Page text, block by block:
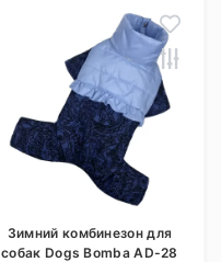
Зимний комбинезон для
собак Dogs Bomba AD-28